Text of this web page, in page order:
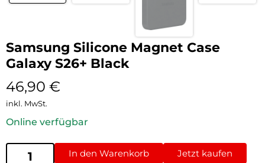
Samsung Silicone Magnet Case
Galaxy S26+ Black
46,90 €
inkl. MwSt.
Online verfügbar
In den Warenkorb Jetzt kaufen